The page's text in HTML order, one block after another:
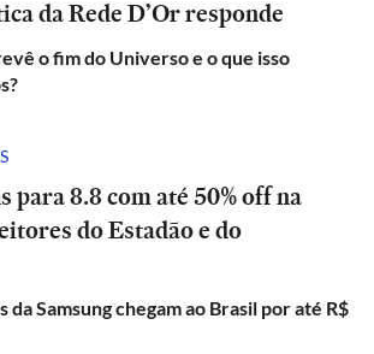
da Rede D’Or responde
o fim do Universo e o que isso
para 8.8 com até 50% off na
do Estadão e do
da Samsung chegam ao Brasil por até R$